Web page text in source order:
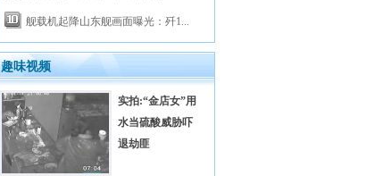
舰载机起降山东舰画面曝光：歼1...
趣味视频
实拍:“金店女”用
水当硫酸威胁吓
退劫匪